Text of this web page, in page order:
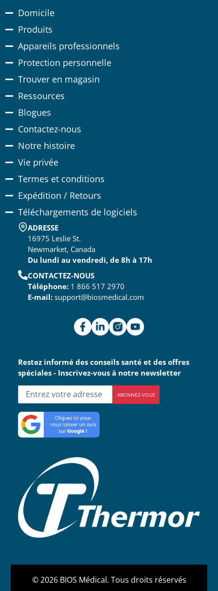
Domicile
Produits
Appareils professionnels
Protection personnelle
Trouver en magasin
Ressources
Blogues
Contactez-nous
Notre histoire
Vie privée
Termes et conditions
Expédition / Retours
Téléchargements de logiciels
ADRESSE
16975 Leslie St.
Newmarket, Canada
Du lundi au vendredi, de 8h à 17h
CONTACTEZ-NOUS
Téléphone: 1 866 517 2970
E-mail: support@biosmedical.com
Restez informé des conseils santé et des offres
spéciales - Inscrivez-vous à notre newsletter
ABONNEZ-VOUS
© 2026 BIOS Médical. Tous droits réservés